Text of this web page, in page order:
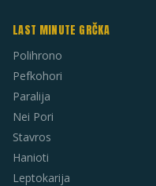
LAST MINUTE GRČKA
Polihrono
Pefkohori
Paralija
Nei Pori
Stavros
Hanioti
Leptokarija